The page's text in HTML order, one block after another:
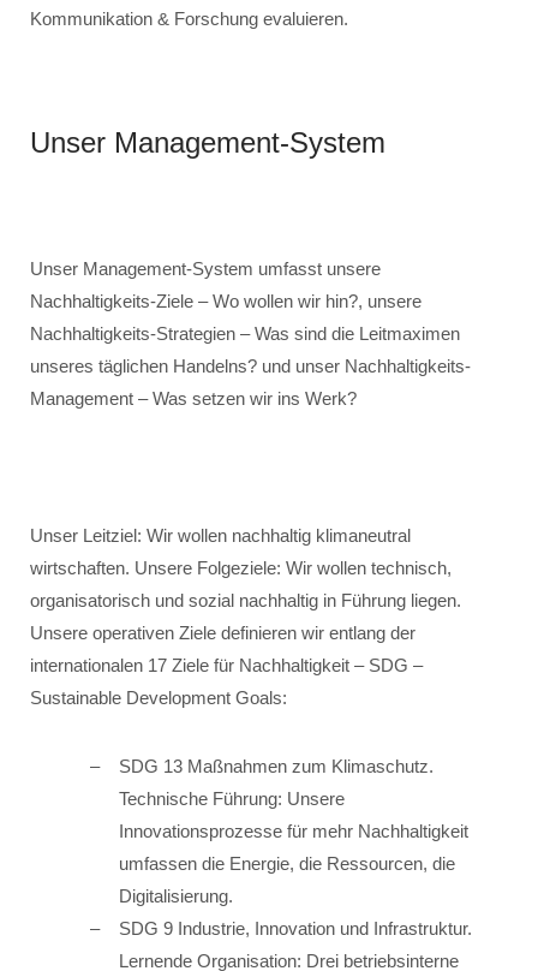
Kommunikation & Forschung evaluieren.
Unser Management-System
Unser Management-System umfasst unsere
Nachhaltigkeits-Ziele – Wo wollen wir hin?, unsere
Nachhaltigkeits-Strategien – Was sind die Leitmaximen
unseres täglichen Handelns? und unser Nachhaltigkeits-
Management – Was setzen wir ins Werk?
Unser Leitziel: Wir wollen nachhaltig klimaneutral
wirtschaften. Unsere Folgeziele: Wir wollen technisch,
organisatorisch und sozial nachhaltig in Führung liegen.
Unsere operativen Ziele definieren wir entlang der
internationalen 17 Ziele für Nachhaltigkeit – SDG –
Sustainable Development Goals:
SDG 13 Maßnahmen zum Klimaschutz.
Technische Führung: Unsere
Innovationsprozesse für mehr Nachhaltigkeit
umfassen die Energie, die Ressourcen, die
Digitalisierung.
SDG 9 Industrie, Innovation und Infrastruktur.
Lernende Organisation: Drei betriebsinterne